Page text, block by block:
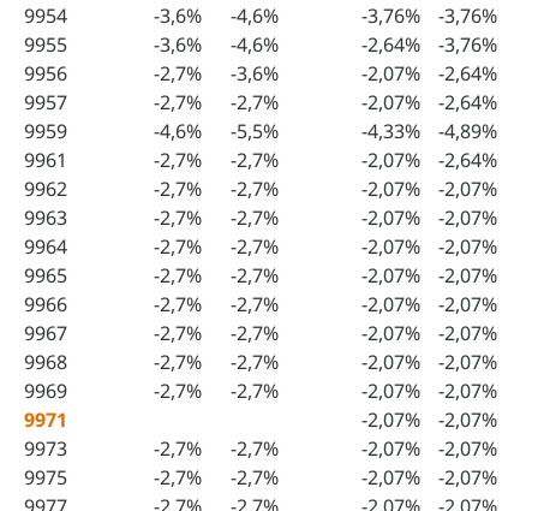
9954 -3,6% -4,6% -3,76%
-3,76%
9955
-3,6% -4,6% -2,64%
-3,76%
9956
-2,7% -3,6% -2,07%
-2,64%
9957
-2,7% -2,7% -2,07%
-2,64%
9959
-4,6% -5,5% -4,33%
-4,89%
9961
-2,7% -2,7% -2,07%
-2,64%
9962
-2,7% -2,7% -2,07%
-2,07%
9963
-2,7% -2,7% -2,07%
-2,07%
9964
-2,7% -2,7% -2,07%
-2,07%
9965
-2,7% -2,7% -2,07%
-2,07%
9966
-2,7% -2,7% -2,07%
-2,07%
9967
-2,7% -2,7% -2,07%
-2,07%
9968
-2,7% -2,7% -2,07%
-2,07%
9969
-2,7% -2,7% -2,07%
-2,07%
9971
-2,07%
-2,07%
9973
-2,7% -2,7% -2,07%
-2,07%
9975
-2,7% -2,7% -2,07%
-2,07%
9977
-2,7% -2,7% -2,07%
-2,07%